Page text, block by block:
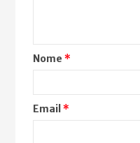
Nome*
Email*